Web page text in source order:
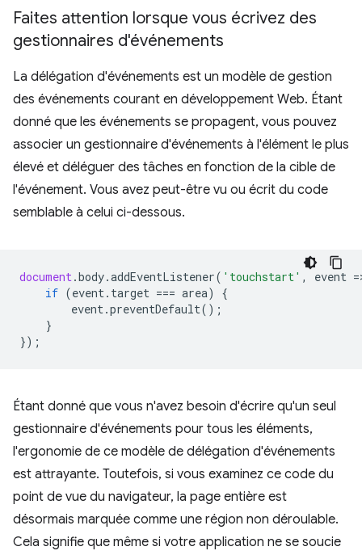
Faites attention lorsque vous écrivez des
gestionnaires d'événements
La délégation d'événements est un modèle de gestion
des événements courant en développement Web. Étant
donné que les événements se propagent, vous pouvez
associer un gestionnaire d'événements à l'élément le plus
élevé et déléguer des tâches en fonction de la cible de
l'événement. Vous avez peut-être vu ou écrit du code
semblable à celui ci-dessous.
document.body.addEventListener( 'touchstart' , event =
if (event. target === area)
{
event.preventDefault();
}
});
Étant donné que vous n'avez besoin d'écrire qu'un seul
gestionnaire d'événements pour tous les éléments,
l'ergonomie de ce modèle de délégation d'événements
est attrayante. Toutefois, si vous examinez ce code du
point de vue du navigateur, la page entière est
désormais marquée comme une région non déroulable.
Cela signifie que même si votre application ne se soucie